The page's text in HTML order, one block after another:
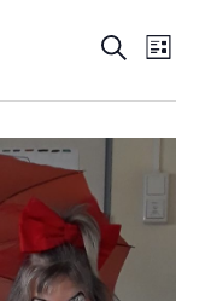
und
SUCHELISTE